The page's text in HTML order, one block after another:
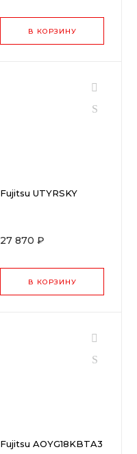
В КОРЗИНУ
Fujitsu UTYRSKY
27 870 ₽
В КОРЗИНУ
Fujitsu AOYG18KBTA3